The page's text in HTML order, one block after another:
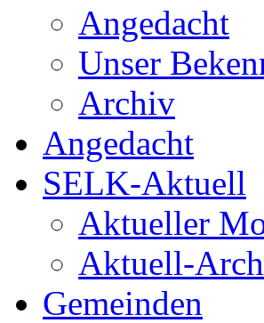
Angedacht
Unser
Archiv
Angedacht
SELK-Aktuell
Aktueller
Aktuell-
Gemeinden